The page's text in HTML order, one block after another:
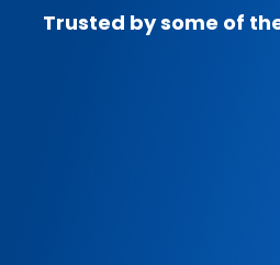
Trusted by some of